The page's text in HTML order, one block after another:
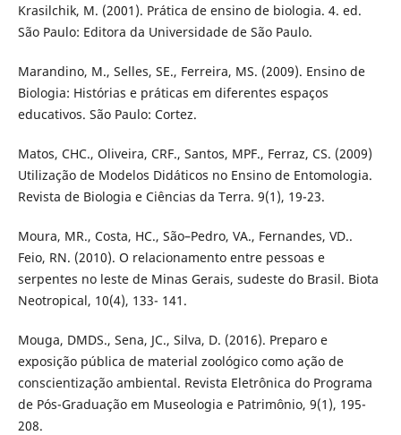
Krasilchik, M. (2001). Prática de ensino de biologia. 4. ed.
São Paulo: Editora da Universidade de São Paulo.
Marandino, M., Selles, SE., Ferreira, MS. (2009). Ensino de
Biologia: Histórias e práticas em diferentes espaços
educativos. São Paulo: Cortez.
Matos, CHC., Oliveira, CRF., Santos, MPF., Ferraz, CS. (2009)
Utilização de Modelos Didáticos no Ensino de Entomologia.
Revista de Biologia e Ciências da Terra. 9(1), 19-23.
Moura, MR., Costa, HC., São–Pedro, VA., Fernandes, VD..
Feio, RN. (2010). O relacionamento entre pessoas e
serpentes no leste de Minas Gerais, sudeste do Brasil. Biota
Neotropical, 10(4), 133- 141.
Mouga, DMDS., Sena, JC., Silva, D. (2016). Preparo e
exposição pública de material zoológico como ação de
conscientização ambiental. Revista Eletrônica do Programa
de Pós-Graduação em Museologia e Patrimônio, 9(1), 195-
208.